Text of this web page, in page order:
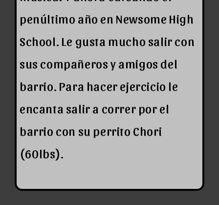
penúltimo año en Newsome High
School. Le gusta mucho salir con
sus compañeros y amigos del
barrio. Para hacer ejercicio le
encanta salir a correr por el
barrio con su perrito Chori
(60lbs).